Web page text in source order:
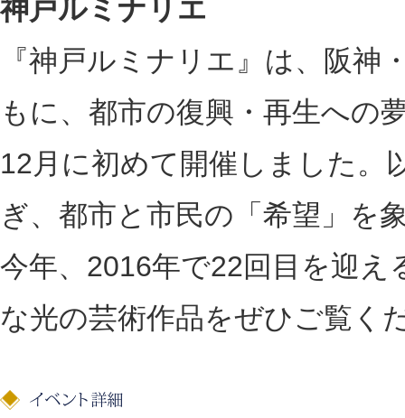
神戸ルミナリエ
『神戸ルミナリエ』は、阪
もに、都市の復興・再生への
12月に初めて開催しました。
ぎ、都市と市民の「希望」を
今年、2016年で22回目を迎
な光の芸術作品をぜひご覧く